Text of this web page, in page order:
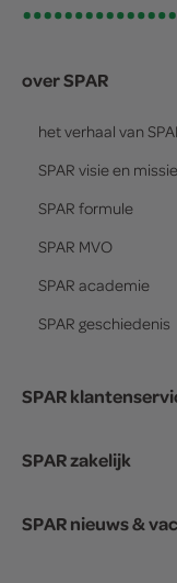
over SPAR
het verhaal van
SPAR visie en missie
SPAR formule
SPAR MVO
SPAR academie
SPAR geschiedenis
SPAR
SPAR zakelijk
SPAR nieuws &